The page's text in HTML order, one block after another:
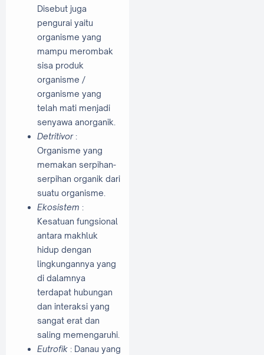
Disebut juga
pengurai yaitu
organisme yang
mampu merombak
sisa produk
organisme /
organisme yang
telah mati menjadi
senyawa anorganik.
Detritivor :
Organisme yang
memakan serpihan-
serpihan organik dari
suatu organisme.
Ekosistem :
Kesatuan fungsional
antara makhluk
hidup dengan
lingkungannya yang
di dalamnya
terdapat hubungan
dan interaksi yang
sangat erat dan
saling memengaruhi.
Eutrofik : Danau yang